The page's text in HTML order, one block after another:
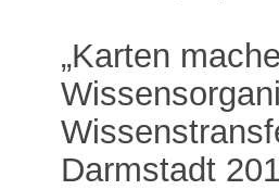
„Karten
Darmstadt